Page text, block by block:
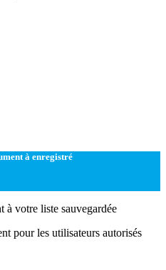
à enregistré
à votre liste sauvegardée
pour les utilisateurs autorisés